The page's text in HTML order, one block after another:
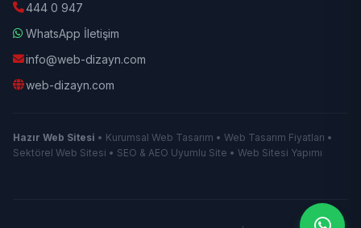
444 0 947
WhatsApp İletişim
info@web-dizayn.com
web-dizayn.com
Hazır Web Sitesi • Kurumsal Web Tasarım • Web Tasarım Fiyatları •
Sektörel Web Sitesi • SEO & AEO Uyumlu Site • Web Sitesi Yapımı